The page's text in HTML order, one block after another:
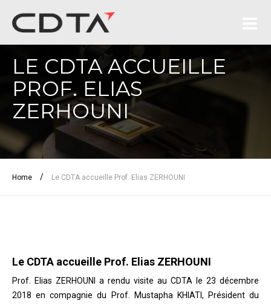
LE CDTA ACCUEILLE
PROF. ELIAS
ZERHOUNI
Home / Le CDTA accueille Prof. Elias ZERHOUNI
Le CDTA accueille Prof. Elias ZERHOUNI
Prof. Elias ZERHOUNI a rendu visite au CDTA le 23 décembre
2018 en compagnie du Prof. Mustapha KHIATI, Président du